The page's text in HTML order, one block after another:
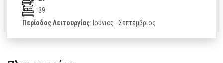
39
Περίοδος Λειτουργίας: Ιούνιος - Σεπτέμβριος